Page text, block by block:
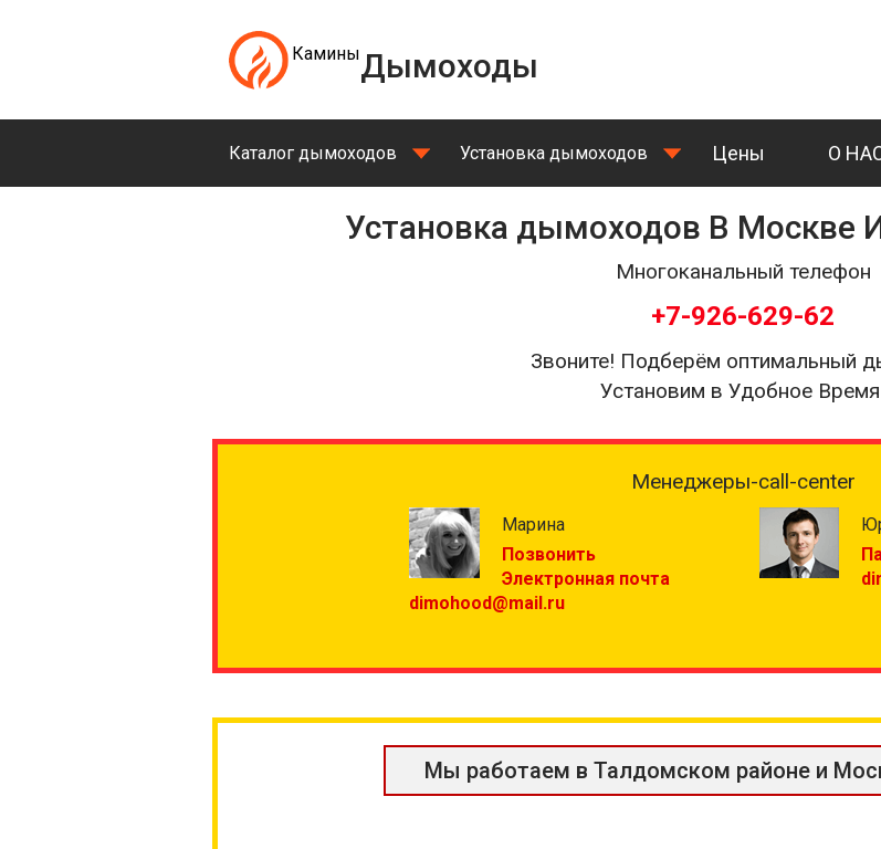
КаминыДымоходы
Каталог дымоходов Установка дымоходов Цены О
Установка дымоходов В
Многоканальный телефон
+7-926-629-62
Звоните! Подберём оптимальный
Установим в Удобное
Менеджеры-call-center
Марина
Позвонить
Электронная почта
dimohood@mail.ru
Мы работаем в Талдомском районе и